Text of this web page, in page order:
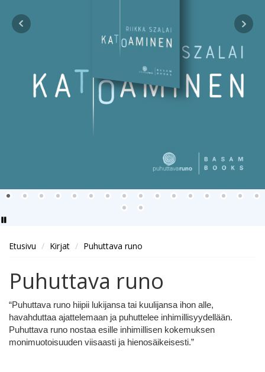
Etusivu Kirjat Puhuttava runo
Puhuttava runo
“Puhuttava runo hiipii lukijansa tai kuulijansa ihon alle,
havahduttaa ajattelemaan ja puhuttelee inhimillisyydellään.
Puhuttava runo nostaa esille inhimillisen kokemuksen
monimuotoisuuden viisaasti ja hienosäikeisesti.”